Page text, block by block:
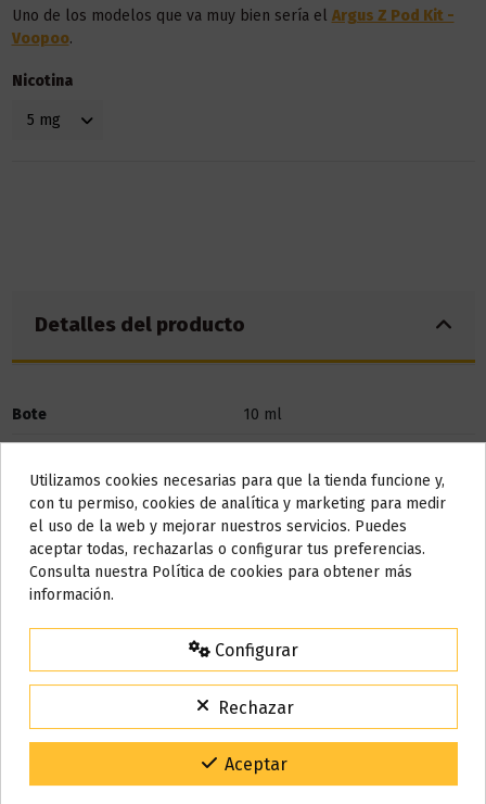
Uno de los modelos que va muy bien sería el Argus Z Pod Kit -
Voopoo.
Nicotina
Detalles del producto
Bote 10 ml
Marca Bombo
Referencia 001528
En stock 99 Artículos
Reseñas (0)
También puede que te guste
Do not show again.
AVISO IMPORTANTE
Nos tomamos unos días
15% de descuento
Código:VACACIONES15
Gracias por tu paciencia y por seguir confiando en nosotros.
Utilizamos cookies necesarias para que la tienda funcione y,
con tu permiso, cookies de analítica y marketing para medir
el uso de la web y mejorar nuestros servicios. Puedes
aceptar todas, rechazarlas o configurar tus preferencias.
Consulta nuestra Política de cookies para obtener más
información.
Configurar
Rechazar
Aceptar